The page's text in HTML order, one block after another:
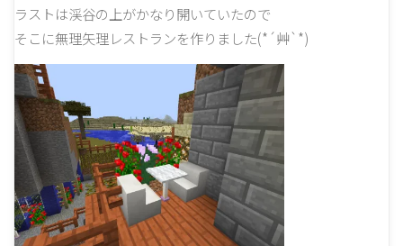
ラストは渓谷の上がかなり開いていたので
そこに無理矢理レストランを作りました(*´艸`*)